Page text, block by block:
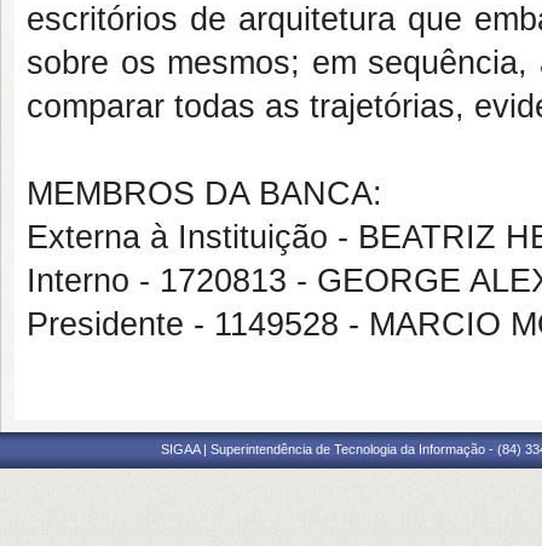
escritórios de arquitetura que
sobre os mesmos; em
comparar todas as trajetórias,
MEMBROS DA BANCA:
Externa à Instituição - BEATRIZ
Interno - 1720813 - GEORGE
Presidente - 1149528 - MARCIO
SIGAA | Superintendência de Tecnologia da Informação - (84)